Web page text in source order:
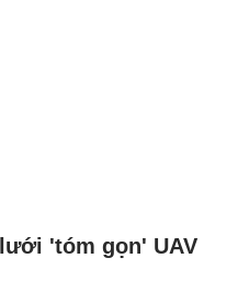
'tóm gọn' UAV